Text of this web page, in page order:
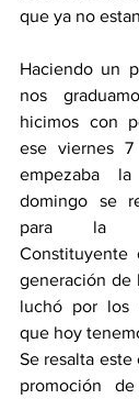
que ya no
Haciendo un
nos
hicimos con
ese viernes
empezaba
domingo se
para la
Constituyente
generación de
luchó por los
que hoy
Se resalta
promoción